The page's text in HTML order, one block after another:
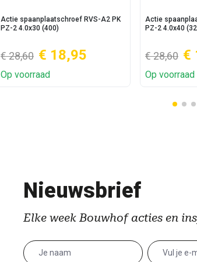
Actie spaanplaatschroef RVS-A2 PK
PZ-2 4.0x30 (400)
€ 28,60 € 18,95
Op voorraad
Actie
PZ-2 4.0x40
€ 28,60 €
Op voorraad
Nieuwsbrief
Elke week Bouwhof acties en